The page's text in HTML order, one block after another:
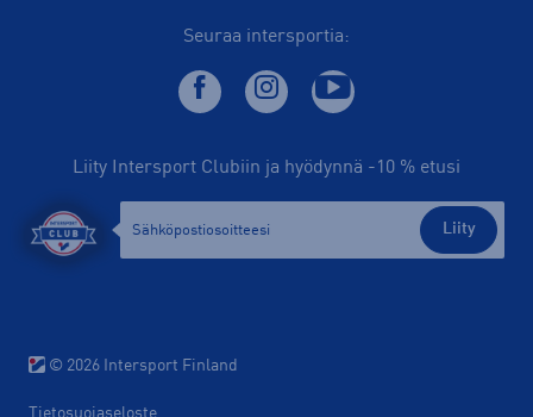
Seuraa intersportia:
Liity Intersport Clubiin ja hyödynnä -10 % etusi
Liity
© 2026 Intersport Finland